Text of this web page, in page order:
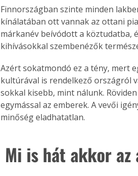
Finnországban szinte minden
kínálatában ott vannak az ottani
márkanév beívódott a köztudatba,
kihívásokkal szembenézők
Azért sokatmondó ez a tény, mert
kultúrával is rendelkező országról
sokkal kisebb, mint nálunk.
egymással az emberek. A vevői
minőség eladhatatlan.
Mi is hát akkor az